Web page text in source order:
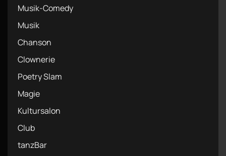
Musik-Comedy
Musik
Chanson
Clownerie
Poetry Slam
Magie
Kultursalon
Club
tanzBar